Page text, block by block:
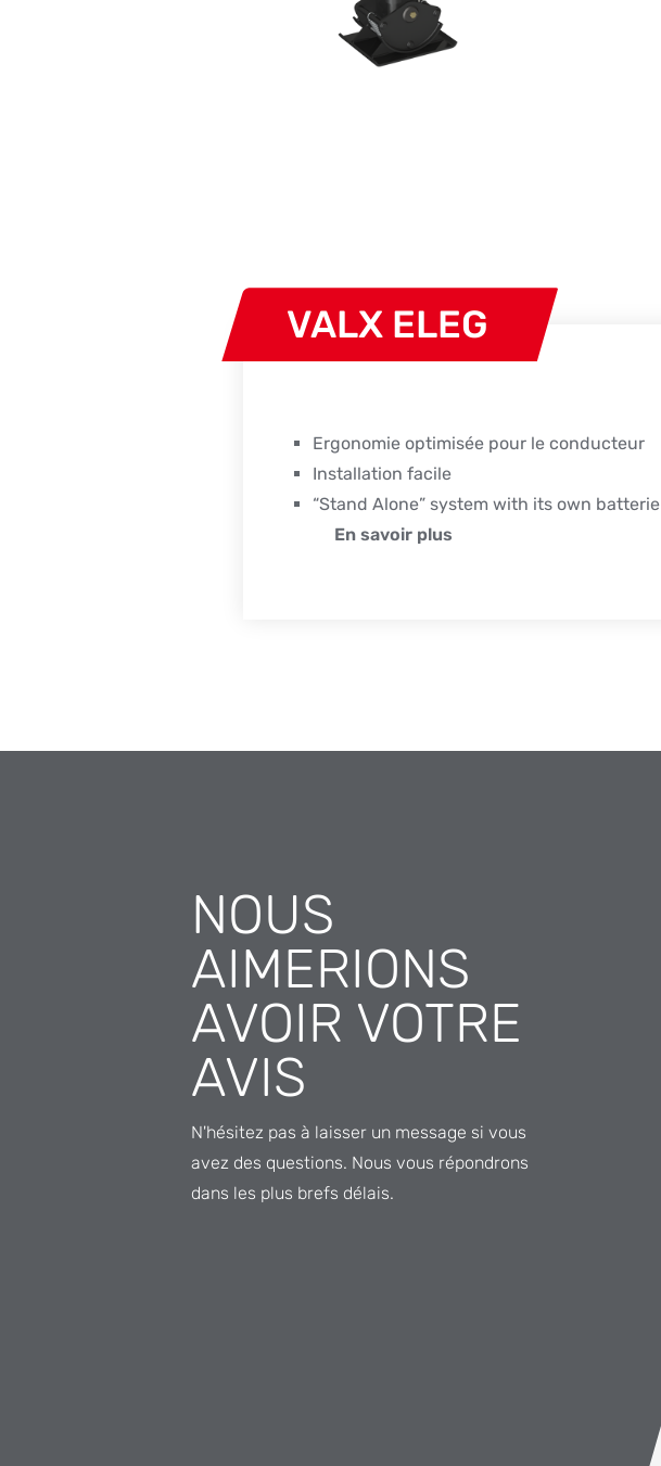
VALX ELEG
Ergonomie optimisée pour le conducteur
Installation facile
“Stand Alone” system with its own batterie
En savoir plus
NOUS
AIMERIONS
AVOIR VOTRE
AVIS
N'hésitez pas à laisser un message si vous
avez des questions. Nous vous répondrons
dans les plus brefs délais.